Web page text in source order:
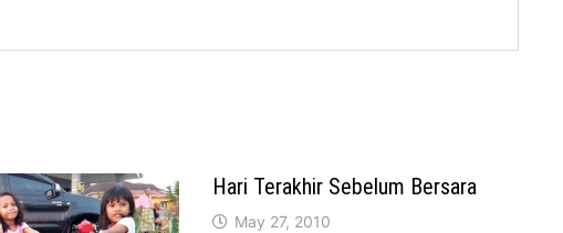
Hari Terakhir Sebelum Bersara
May 27, 2010